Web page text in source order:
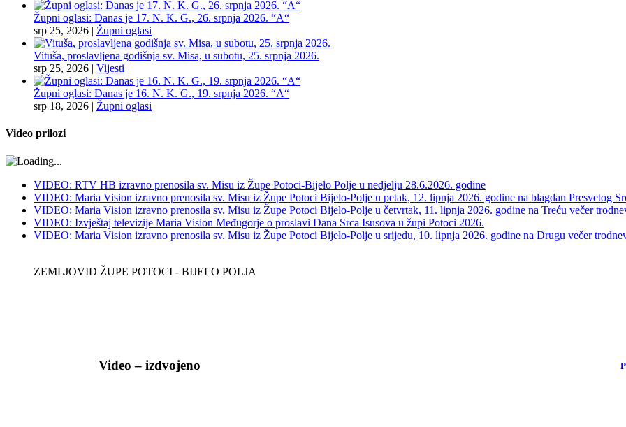
Župni oglasi: Danas je 17. N. K. G., 26. srpnja 2026. “A“
srp 25, 2026 | Župni oglasi
Vituša, proslavljena godišnja sv. Misa, u subotu, 25. srpnja 2026.
srp 25, 2026 | Vijesti
Župni oglasi: Danas je 16. N. K. G., 19. srpnja 2026. “A“
srp 18, 2026 | Župni oglasi
Video prilozi
VIDEO: RTV HB izravno prenosila sv. Misu iz Župe Potoci-Bijelo Polje u nedjelju 28.6.2026. godine
VIDEO: Maria Vision izravno prenosila sv. Misu iz Župe Potoci Bijelo-Polje u petak, 12. lipnja 2026. godine na blagdan Presvetog
VIDEO: Maria Vision izravno prenosila sv. Misu iz Župe Potoci Bijelo-Polje u četvrtak, 11. lipnja 2026. godine na Treću večer
VIDEO: Izvještaj televizije Maria Vision Međugorje o proslavi Dana Srca Isusova u župi Potoci 2026.
VIDEO: Maria Vision izravno prenosila sv. Misu iz Župe Potoci Bijelo-Polje u srijedu, 10. lipnja 2026. godine na Drugu večer
ZEMLJOVID ŽUPE POTOCI - BIJELO POLJA
Video – izdvojeno